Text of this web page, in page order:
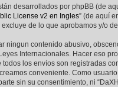
desarrollados por phpBB (de
License v2 en Ingles” (de aquí
de lo que aprobamos y/o
ningun contenido abusivo,
Internacionales. Hacer eso
todos los envíos son registradas
conveniente. Como
sin su consentimiento, ni